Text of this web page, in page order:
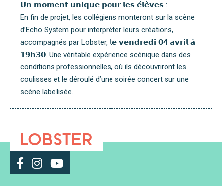
𝗨𝗻 𝗺𝗼𝗺𝗲𝗻𝘁 𝘂𝗻𝗶𝗾𝘂𝗲 𝗽𝗼𝘂𝗿 𝗹𝗲𝘀 𝗲́𝗹𝗲̀𝘃𝗲𝘀 :
En fin de projet, les collégiens monteront sur la scène
d’Echo System pour interpréter leurs créations,
accompagnés par Lobster, 𝗹𝗲 𝘃𝗲𝗻𝗱𝗿𝗲𝗱𝗶 𝟬𝟰 𝗮𝘃𝗿𝗶𝗹 𝗮̀
𝟭𝟵𝗵𝟯𝟬. Une véritable expérience scénique dans des
conditions professionnelles, où ils découvriront les
coulisses et le déroulé d’une soirée concert sur une
scène labellisée.
LOBSTER